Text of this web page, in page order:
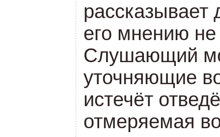
рассказывает
его мнению
Слушающий
уточняющие
истечёт
отмеряемая